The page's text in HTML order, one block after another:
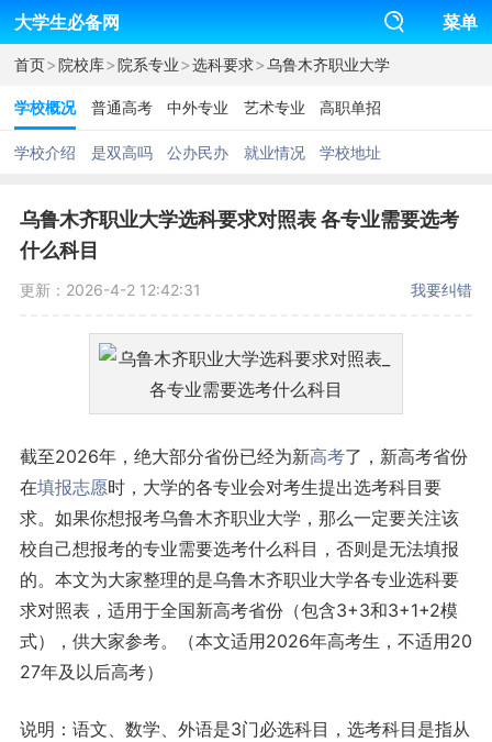
大学生必备网 菜单
首页>院校库>院系专业>选科要求>乌鲁木齐职业大学
学校概况 普通高考 中外专业 艺术专业 高职单招
学校介绍 是双高吗 公办民办 就业情况 学校地址
乌鲁木齐职业大学选科要求对照表 各专业需要选考
什么科目
更新：2026-4-2 12:42:31 我要纠错
截至2026年，绝大部分省份已经为新高考了，新高考省份
在填报志愿时，大学的各专业会对考生提出选考科目要
求。如果你想报考乌鲁木齐职业大学，那么一定要关注该
校自己想报考的专业需要选考什么科目，否则是无法填报
的。本文为大家整理的是乌鲁木齐职业大学各专业选科要
求对照表，适用于全国新高考省份（包含3+3和3+1+2模
式），供大家参考。（本文适用2026年高考生，不适用20
27年及以后高考）
说明：语文、数学、外语是3门必选科目，选考科目是指从